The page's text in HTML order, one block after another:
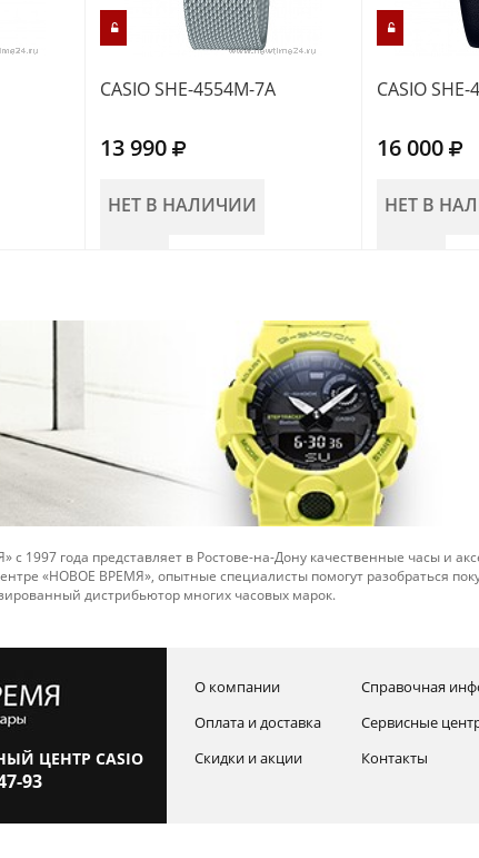
CASIO SHE-4554M-7A
13 990
НЕТ В НАЛИЧИИ
CASIO
16 000
НЕТ В
1997 года представляет в Ростове-на-Дону качественные часы и
«НОВОЕ ВРЕМЯ», опытные специалисты помогут разобраться
дистрибьютор многих часовых марок.
ЦЕНТР CASIO
93
О компании
Оплата и доставка
Скидки и акции
Справочная
Сервисные
Контакты